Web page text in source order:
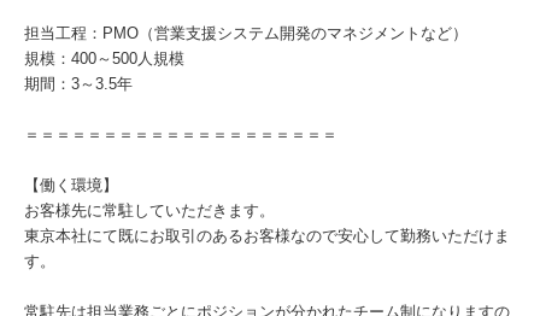
担当工程：PMO（営業支援システム開発のマネジメントなど）
規模：400～500人規模
期間：3～3.5年
＝＝＝＝＝＝＝＝＝＝＝＝＝＝＝＝＝＝＝＝
【働く環境】
お客様先に常駐していただきます。
東京本社にて既にお取引のあるお客様なので安心して勤務いただけま
す。
常駐先は担当業務ごとにポジションが分かれたチーム制になりますの